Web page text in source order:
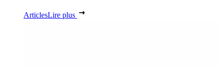
ArticlesLire plus